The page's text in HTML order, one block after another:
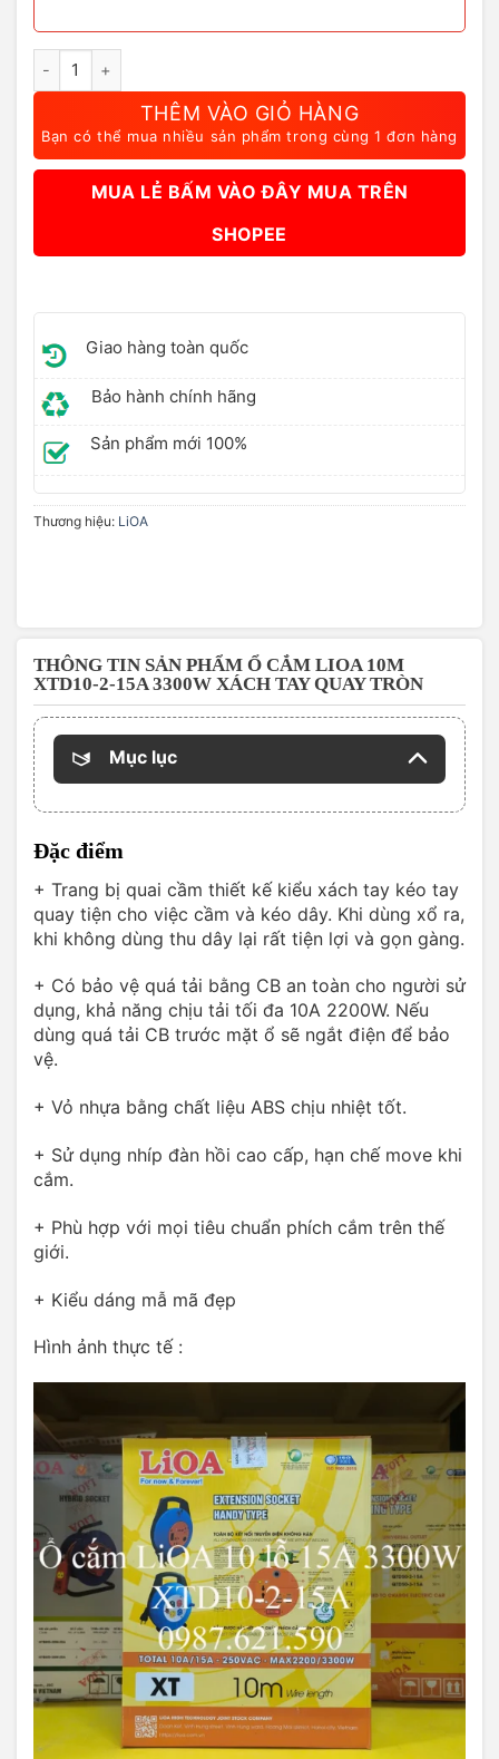
THÊM VÀO GIỎ HÀNG
Bạn có thể mua nhiều sản phẩm trong cùng 1 đơn hàng
MUA LẺ BẤM VÀO ĐÂY MUA TRÊN
SHOPEE
Giao hàng toàn quốc
Bảo hành chính hãng
Sản phẩm mới 100%
Thương hiệu: LiOA
THÔNG TIN SẢN PHẨM Ổ CẮM LIOA 10M
XTD10-2-15A 3300W XÁCH TAY QUAY TRÒN
Mục lục
Đặc điểm
+ Trang bị quai cầm thiết kế kiểu xách tay kéo tay
quay tiện cho việc cầm và kéo dây. Khi dùng xổ ra,
khi không dùng thu dây lại rất tiện lợi và gọn gàng.
+ Có bảo vệ quá tải bằng CB an toàn cho người sử
dụng, khả năng chịu tải tối đa 10A 2200W. Nếu
dùng quá tải CB trước mặt ổ sẽ ngắt điện để bảo
vệ.
+ Vỏ nhựa bằng chất liệu ABS chịu nhiệt tốt.
+ Sử dụng nhíp đàn hồi cao cấp, hạn chế move khi
cắm.
+ Phù hợp với mọi tiêu chuẩn phích cắm trên thế
giới.
+ Kiểu dáng mẫ mã đẹp
Hình ảnh thực tế :